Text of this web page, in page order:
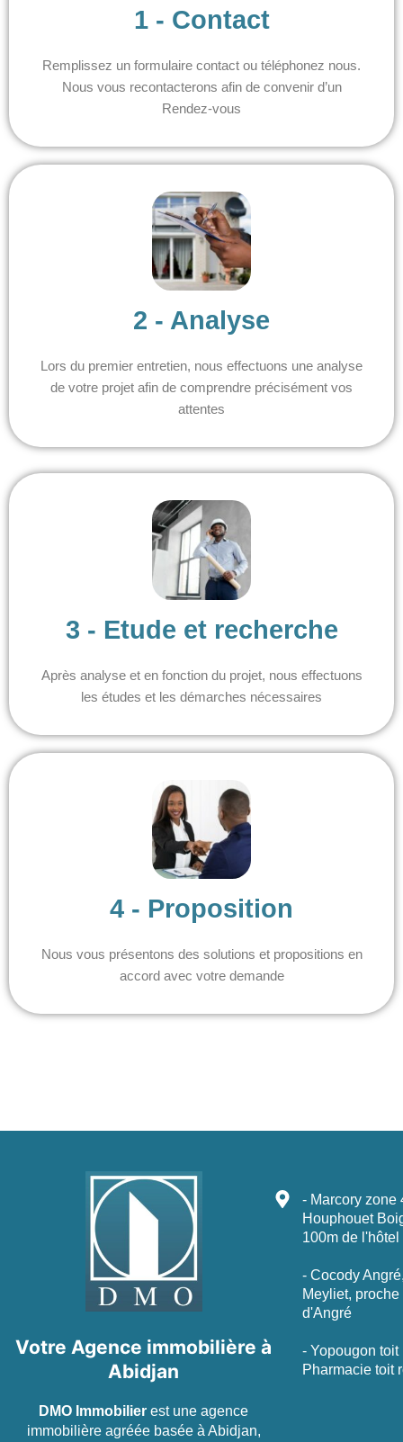
1 - Contact
Remplissez un formulaire contact ou téléphonez nous.
Nous vous recontacterons afin de convenir d’un
Rendez-vous
2 - Analyse
Lors du premier entretien, nous effectuons une analyse
de votre projet afin de comprendre précisément vos
attentes
3 - Etude et recherche
Après analyse et en fonction du projet, nous effectuons
les études et les démarches nécessaires
4 - Proposition
Nous vous présentons des solutions et propositions en
accord avec votre demande
Votre Agence immobilière à
Abidjan
DMO Immobilier est une agence
immobilière agréée basée à Abidjan,
- Marcory zone
Houphouet
100m de
- Cocody
Meyliet,
d'Angré
- Yopougon
Pharmacie toit